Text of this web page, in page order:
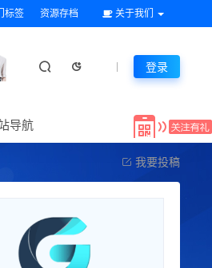
标签 资源存档 关于我们
登录
导航
我要投稿